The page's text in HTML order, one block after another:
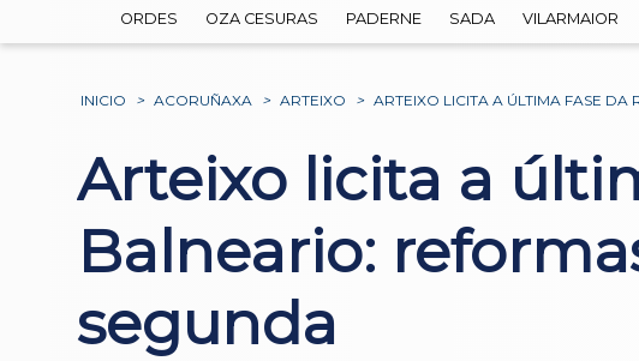
ORDES
OZA CESURAS PADERNE SADA VILARMAIOR
INICIO > ACORUÑAXA > ARTEIXO > ARTEIXO LICITA A ÚLTIMA FASE
Arteixo licita a
Balneario:
segunda